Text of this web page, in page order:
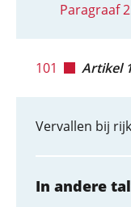
Paragraaf
101 Artikel
Vervallen bij
In andere